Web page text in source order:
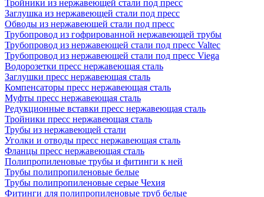
Тройники из нержавеющей стали под пресс
Заглушка из нержавеющей стали под пресс
Обводы из нержавеющей стали под пресс
Трубопровод из гофрированной нержавеющей трубы
Трубопровод из нержавеющей стали под пресс Valtec
Трубопровод из нержавеющей стали под пресс Viega
Водорозетки пресс нержавеющая сталь
Заглушки пресс нержавеющая сталь
Компенсаторы пресс нержавеющая сталь
Муфты пресс нержавеющая сталь
Редукционные вставки пресс нержавеющая сталь
Тройники пресс нержавеющая сталь
Трубы из нержавеющей стали
Уголки и отводы пресс нержавеющая сталь
Фланцы пресс нержавеющая сталь
Полипропиленовые трубы и фитинги к ней
Трубы полипропиленовые белые
Трубы полипропиленовые серые Чехия
Фитинги для полипропиленовые труб белые